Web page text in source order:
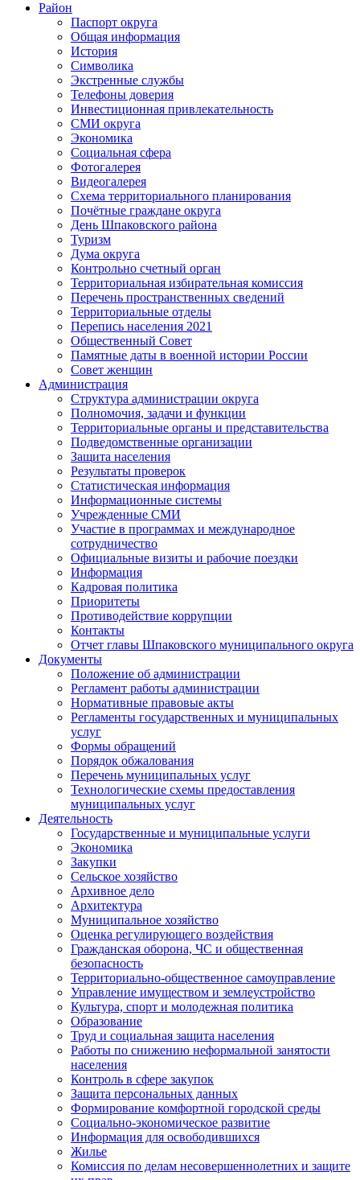
Район
Паспорт округа
Общая информация
История
Символика
Экстренные службы
Телефоны доверия
Инвестиционная привлекательность
СМИ округа
Экономика
Социальная сфера
Фотогалерея
Видеогалерея
Схема территориального планирования
Почётные граждане округа
День Шпаковского района
Туризм
Дума округа
Контрольно счетный орган
Территориальная избирательная комиссия
Перечень пространственных сведений
Территориальные отделы
Перепись населения 2021
Общественный Совет
Памятные даты в военной истории России
Совет женщин
Администрация
Структура администрации округа
Полномочия, задачи и функции
Территориальные органы и представительства
Подведомственные организации
Защита населения
Результаты проверок
Статистическая информация
Информационные системы
Учрежденные СМИ
Участие в программах и международное
сотрудничество
Официальные визиты и рабочие поездки
Информация
Кадровая политика
Приоритеты
Противодействие коррупции
Контакты
Отчет главы Шпаковского муниципального округа
Документы
Положение об администрации
Регламент работы администрации
Нормативные правовые акты
Регламенты государственных и муниципальных
услуг
Формы обращений
Порядок обжалования
Перечень муниципальных услуг
Технологические схемы предоставления
муниципальных услуг
Деятельность
Государственные и муниципальные услуги
Экономика
Закупки
Сельское хозяйство
Архивное дело
Архитектура
Муниципальное хозяйство
Оценка регулирующего воздействия
Гражданская оборона, ЧС и общественная
безопасность
Территориально-общественное самоуправление
Управление имуществом и землеустройство
Культура, спорт и молодежная политика
Образование
Труд и социальная защита населения
Работы по снижению неформальной занятости
населения
Контроль в сфере закупок
Защита персональных данных
Формирование комфортной городской среды
Социально-экономическое развитие
Информация для освободившихся
Жилье
Комиссия по делам несовершеннолетних и защите